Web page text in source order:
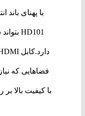
فضاهایی که